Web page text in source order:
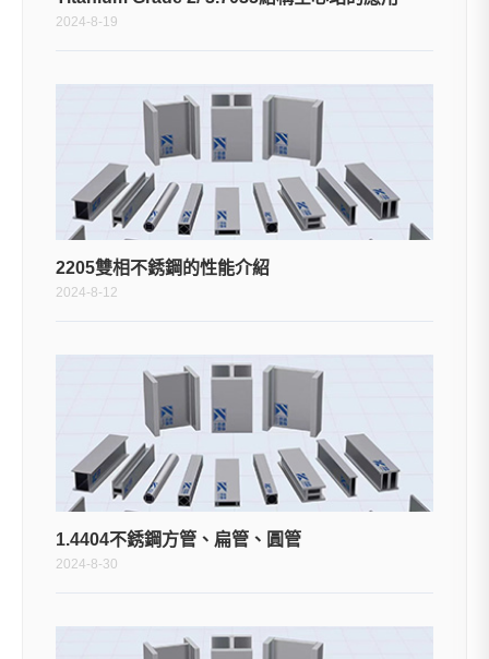
2024-8-19
2205雙相不銹鋼的性能介紹
2024-8-12
1.4404不銹鋼方管、扁管、圓管
2024-8-30